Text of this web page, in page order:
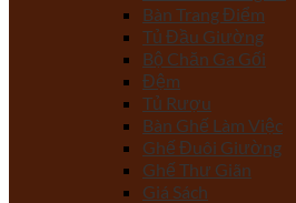
Bàn Trang Điểm
Tủ Đầu Giường
Bộ Chăn Ga Gối
Đệm
Tủ Rượu
Bàn Ghế Làm Việc
Ghế Đuôi Giường
Ghế Thư Giãn
Giá Sách